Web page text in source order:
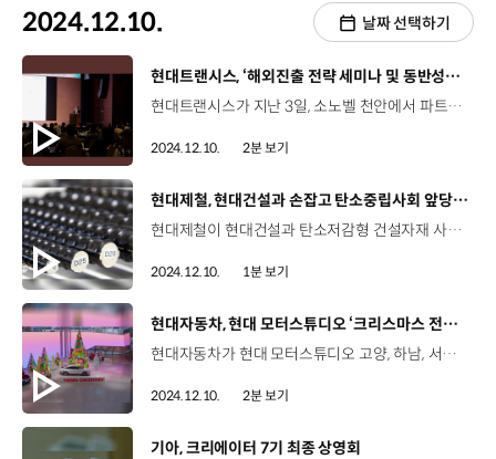
2024.12.10. 날짜 선택하기
[동영상]
현대트랜시스, ‘해외진출 전략 세미나 및 동반성장 성과공유회’ 개최
현대트랜시스가 지난 3일, 소노벨 천안에서 파트너사들과 함께 ‘2024년 해외진출 전략 세미나 및 동반성장 성과공유회’를 개최했습니다. 이날 행사에서 현대트랜시스는 기업 발전 지원, 소통 채널 구축 등 5대 실행 과제를 바탕으로 한 파트너사 지원 프로그램 ‘PARTNer’의 성과를 공유했습니다. 현대트랜시스는 2020년부터 정부 추진사업인 ‘대·중소기업 동반진출 지원사업’과 연계해 온라인 구매상담회, 해외 전시회 참가지원, 해외 현지화 비용지원 등 다양한 프로그램을 운영하며 파트너사의 해외 판로개척을 돕고 있습니다. 김재민 이사 / 대일공업 (현대트랜시스 파트너사)현대트랜시스에서 주관하는 교육 프로그램에 참여해 많은 도움을 받고 있습니다. 더 좋은 성과를 낼 수 있도록 최선을 다하겠습니다. 한편, 현대트랜시스는 지난 10월, 동반성장지수 평가에서 자동차 부품업계 최초로 10년 연속 최우수 등급을 받으며 ‘최우수 명예기업’ 자격을 이어가고 있습니다.
2024.12.10. 2분 보기
[동영상]
현대제철, 현대건설과 손잡고 탄소중립사회 앞당긴다
현대제철이 현대건설과 탄소저감형 건설자재 사용을 확대하고 탄소저감형 건축모델을 구축해 탄소중립사회 선도에 앞장섭니다. 현대제철은 건축물의 건설단계에서 탄소배출의 주요인으로 꼽히는 건설자재를 탄소저감형 철근과 형강으로 전환해 탄소배출량을 줄이는 건축모델을 구축할 계획인데요, 현대건설의 주요 건축물을 대상으로 탄소저감형 철근과 형강, 시멘트를 적용했다는 가정 하에 탄소배출량을 평가한 결과, 내재탄소 부분에서 기존 건축물 대비 약 30% 이상 낮아진 탄소배출량을 보여 효과가 큰 것으로 나타났습니다.
2024.12.10. 1분 보기
[동영상]
현대자동차, 현대 모터스튜디오 ‘크리스마스 전시’ 진행
현대자동차가 현대 모터스튜디오 고양, 하남, 서울, 부산에서 특별한 크리스마스 전시를 진행합니다. 이번 전시는 지속가능한 크리스마스를 위해 아티스트 그룹 ‘에브리웨어(Everyware)’와 함께 작년에 사용했던 브릭을 재사용한 것이 특징입니다. 먼저, 현대 모터스튜디오 고양에서는 크리스마스 모빌리티 타운 전시가 펼쳐졌는데요. 자동차 폐부품을 활용해 오너먼트를 만들어 49개의 트리를 장식하고, 깨끗한 에너지 수소를 이글루를 통해 감성적으로 형상화했습니다. 현대 모터스튜디오 하남에서는 LED 미디어 아트와 브릭 트리가 어우러져 새로운 연말 분위기를 연출했고, 현대 모터스튜디오 서울에서는 건물 외관을 활용한 크리스마스 트리 형태의 일루미네이션이 서울의 밤을 밝히고 있으며, 현대 모터스튜디오 부산에서는 브릭을 재사용한 트리를 선보이고 있습니다. 자세한 내용은 현대 모터스튜디오 홈페이지에서 확인할 수 있습니다.
2024.12.10. 2분 보기
[동영상]
기아, 크리에이터 7기 최종 상영회